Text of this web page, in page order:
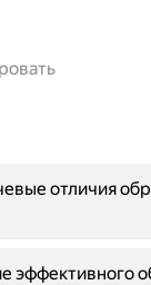
отличия
эффективного